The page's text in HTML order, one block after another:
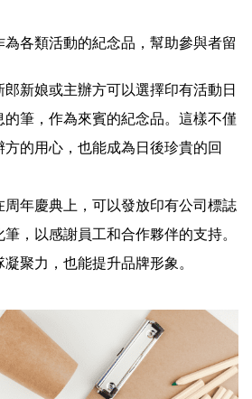
各類活動的紀念品，幫助參與者留
郎新娘或主辦方可以選擇印有活動日
筆，作為來賓的紀念品。這樣不僅
的用心，也能成為日後珍貴的回
周年慶典上，可以發放印有公司標誌
，以感謝員工和合作夥伴的支持。
聚力，也能提升品牌形象。